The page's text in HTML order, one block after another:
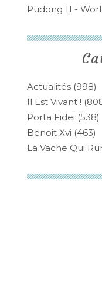
Actualités (998)
Il Est Vivant !
Porta Fidei (538)
Benoit Xvi (463)
La Vache Qui
Pudong 11 -